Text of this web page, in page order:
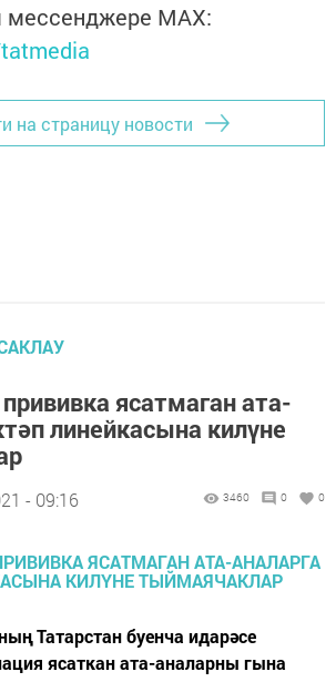
мессенджере MАХ:
на страницу новости
ясатмаган ата-
линейкасына килүне
- 09:16 3460 0 0
Татарстан буенча идарәсе
ясаткан ата-аналарны гына